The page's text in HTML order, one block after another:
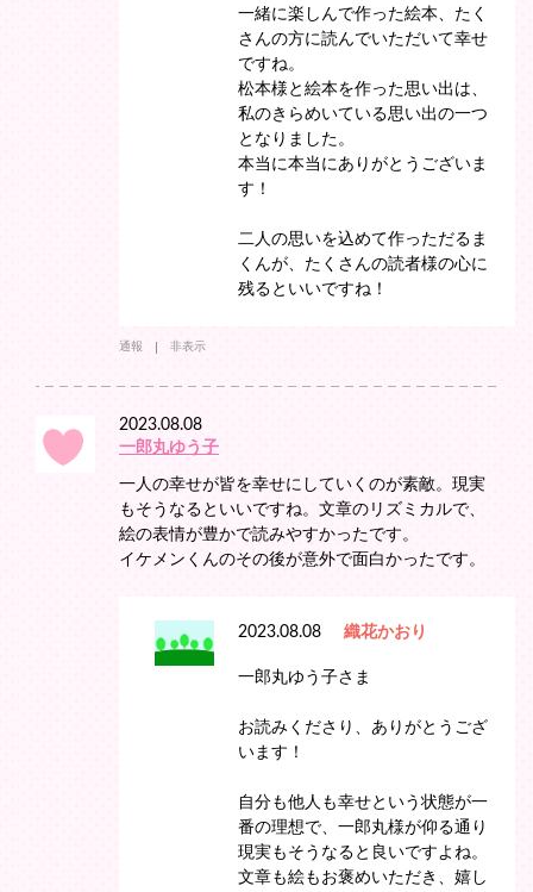
一緒に楽しんで作った絵本、たく
さんの方に読んでいただいて幸せ
ですね。
松本様と絵本を作った思い出は、
私のきらめいている思い出の一つ
となりました。
本当に本当にありがとうございま
す！
二人の思いを込めて作っただるま
くんが、たくさんの読者様の心に
残るといいですね！
通報 非表示
2023.08.08
一郎丸ゆう子
一人の幸せが皆を幸せにしていくのが素敵。現実
もそうなるといいですね。文章のリズミカルで、
絵の表情が豊かで読みやすかったです。
イケメンくんのその後が意外で面白かったです。
2023.08.08 織花かおり
一郎丸ゆう子さま
お読みくださり、ありがとうござ
います！
自分も他人も幸せという状態が一
番の理想で、一郎丸様が仰る通り
現実もそうなると良いですよね。
文章も絵もお褒めいただき、嬉し